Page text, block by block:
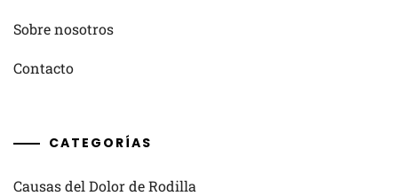
Sobre nosotros
Contacto
CATEGORÍAS
Causas del Dolor de Rodilla